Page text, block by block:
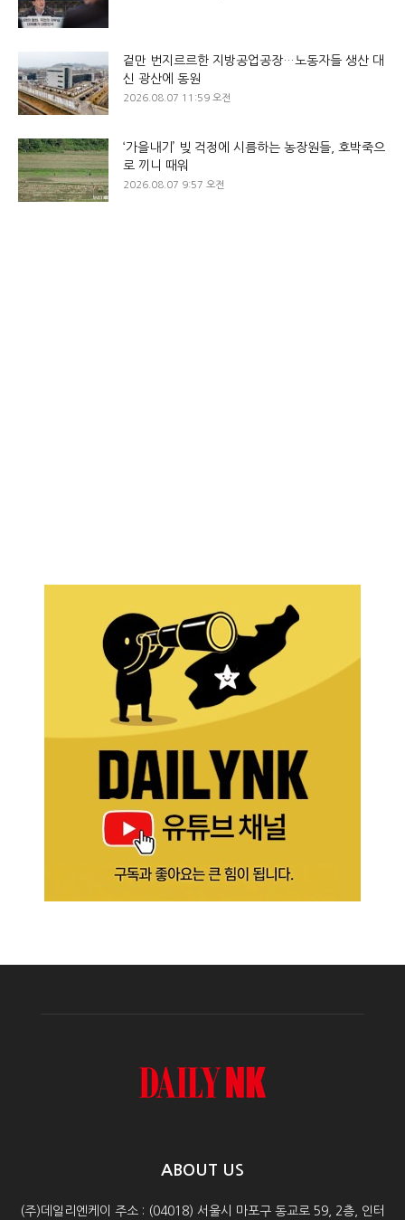
겉만 번지르르한 지방공업공장…노동자들 생산 대
신 광산에 동원
2026.08.07 11:59 오전
‘가을내기’ 빚 걱정에 시름하는 농장원들, 호박죽으
로 끼니 때워
2026.08.07 9:57 오전
ABOUT US
(주)데일리엔케이 주소 : (04018) 서울시 마포구 동교로 59, 2층, 인터